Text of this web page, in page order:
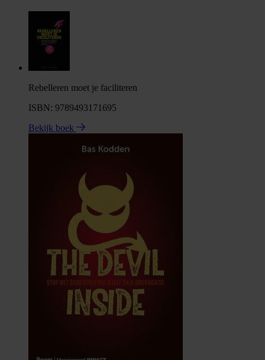
Rebelleren moet je faciliteren
ISBN: 9789493171695
Bekijk boek